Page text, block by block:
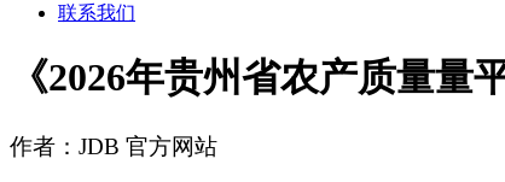
联系我们
《2026年贵州省农产质量量
作者：JDB 官方网站